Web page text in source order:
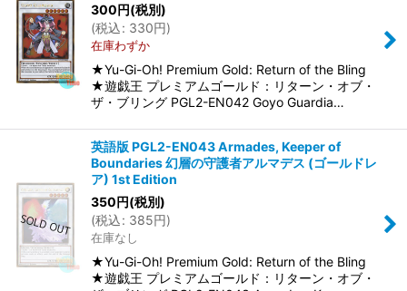
300円(税別)
(税込: 330円)
在庫わずか
★Yu-Gi-Oh! Premium Gold: Return of the Bling
★遊戯王 プレミアムゴールド：リターン・オブ・
ザ・ブリング PGL2-EN042 Goyo Guardia…
英語版 PGL2-EN043 Armades, Keeper of
Boundaries 幻層の守護者アルマデス (ゴールドレ
ア) 1st Edition
350円(税別)
(税込: 385円)
在庫なし
★Yu-Gi-Oh! Premium Gold: Return of the Bling
★遊戯王 プレミアムゴールド：リターン・オブ・